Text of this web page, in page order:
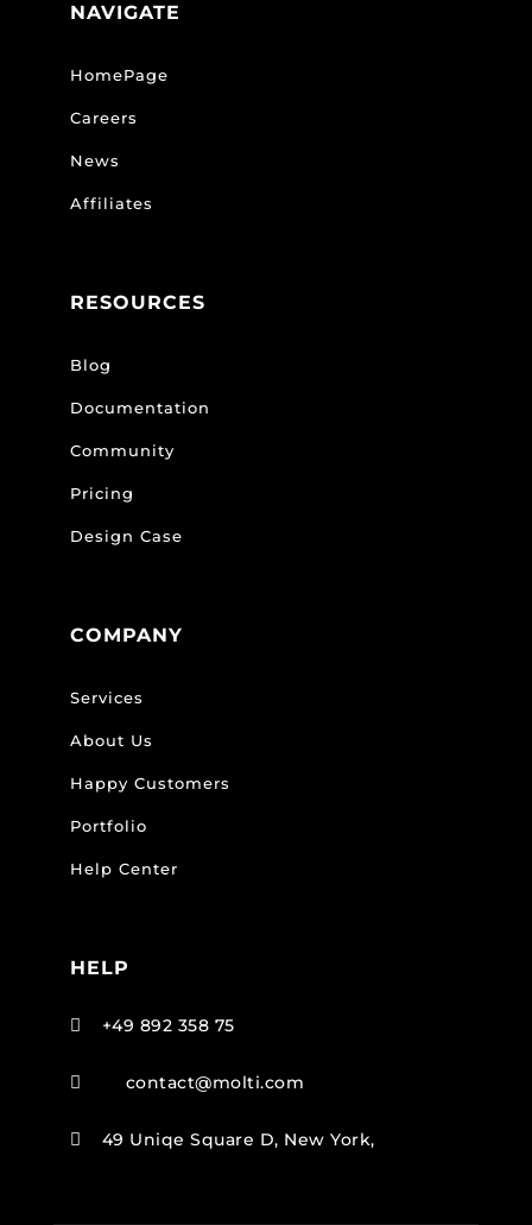
NAVIGATE
HomePage
Careers
News
Affiliates
RESOURCES
Blog
Documentation
Community
Pricing
Design Case
COMPANY
Services
About Us
Happy Customers
Portfolio
Help Center
HELP
 +49 892 358 75
 contact@molti.com
 49 Uniqe Square D, New York,